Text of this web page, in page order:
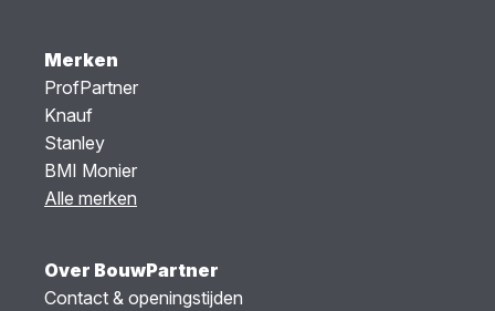
Merken
ProfPartner
Knauf
Stanley
BMI Monier
Alle merken
Over BouwPartner
Contact & openingstijden